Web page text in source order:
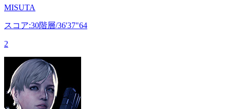
MISUTA
スコア:30階層/36'37"64
2